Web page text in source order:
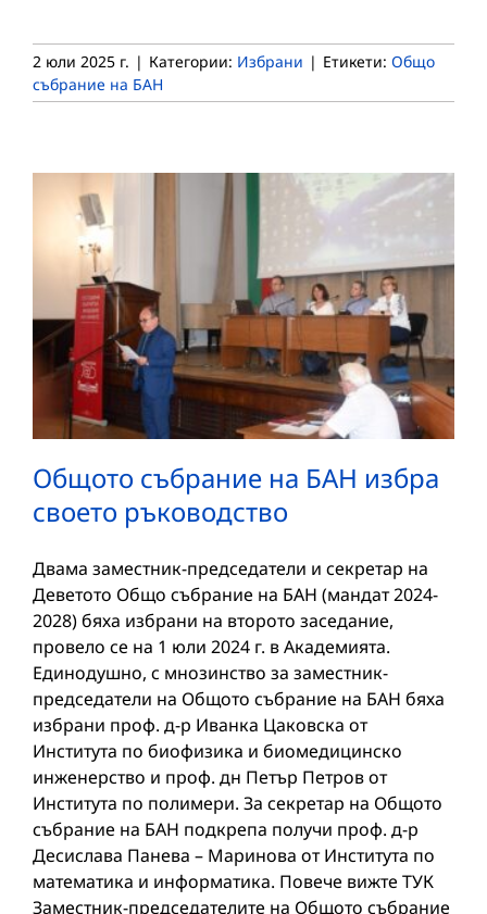
2 юли 2025 г. | Категории: Избрани | Етикети: Общо
събрание на БАН
Общото събрание на БАН избра
своето ръководство
Двама заместник-председатели и секретар на
Деветото Общо събрание на БАН (мандат 2024-
2028) бяха избрани на второто заседание,
провело се на 1 юли 2024 г. в Академията.
Единодушно, с мнозинство за заместник-
председатели на Общото събрание на БАН бяха
избрани проф. д-р Иванка Цаковска от
Института по биофизика и биомедицинско
инженерство и проф. дн Петър Петров от
Института по полимери. За секретар на Общото
събрание на БАН подкрепа получи проф. д-р
Десислава Панева – Маринова от Института по
математика и информатика. Повече вижте ТУК
Заместник-председателите на Общото събрание